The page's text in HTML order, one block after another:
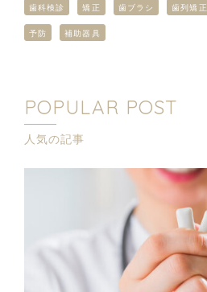
歯科検診 矯正 歯ブラシ 歯列矯正
予防 補助器具
POPULAR POST
人気の記事